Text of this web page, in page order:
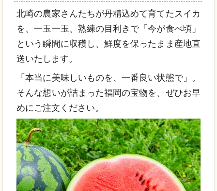
北崎の農家さんたちが丹精込めて育てたスイカ
を、一玉一玉、熟練の目利きで「今が食べ頃」
という瞬間に収穫し、鮮度を保ったまま産地直
送いたします。
「本当に美味しいものを、一番良い状態で」。
そんな想いが詰まった福岡の宝物を、ぜひお早
めにご注文ください。